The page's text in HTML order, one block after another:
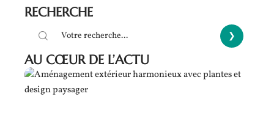
RECHERCHE
AU CŒUR DE L’ACTU